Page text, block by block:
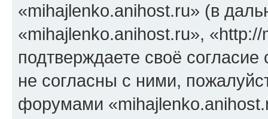
«mihajlenko.anihost.ru» (в
«mihajlenko.anihost.ru»,
подтверждаете своё
не согласны с ними,
форумами